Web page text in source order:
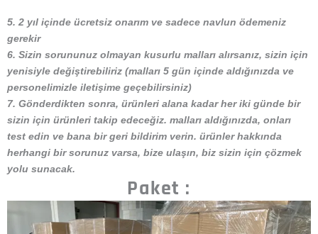
5. 2 yıl içinde ücretsiz onarım ve sadece navlun ödemeniz
gerekir
6. Sizin sorununuz olmayan kusurlu malları alırsanız, sizin için
yenisiyle değiştirebiliriz (malları 5 gün içinde aldığınızda ve
personelimizle iletişime geçebilirsiniz)
7. Gönderdikten sonra, ürünleri alana kadar her iki günde bir
sizin için ürünleri takip edeceğiz. malları aldığınızda, onları
test edin ve bana bir geri bildirim verin. ürünler hakkında
herhangi bir sorunuz varsa, bize ulaşın, biz sizin için çözmek
yolu sunacak.
Paket :